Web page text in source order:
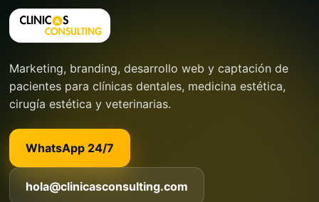
Marketing, branding, desarrollo web y captación de
pacientes para clínicas dentales, medicina estética,
cirugía estética y veterinarias.
WhatsApp 24/7
hola@clinicasconsulting.com